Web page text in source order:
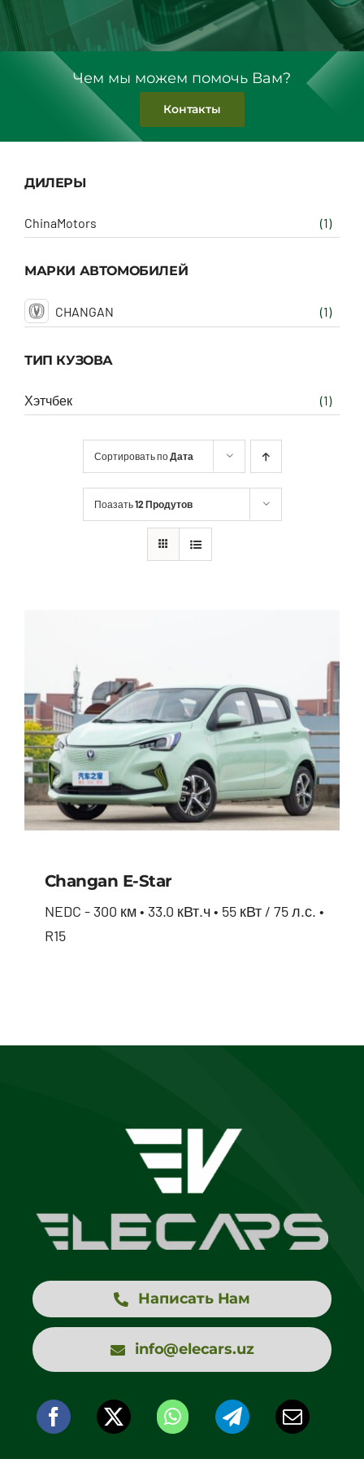
Чем мы можем помочь Вам?
Контакты
ДИЛЕРЫ
ChinaMotors (1)
МАРКИ АВТОМОБИЛЕЙ
CHANGAN (1)
ТИП КУЗОВА
Хэтчбек (1)
Сортировать по Дата
Поазать12 Продутов
Changan E-Star
NEDC - 300 км • 33.0 кВт.ч • 55 кВт / 75 л.с. •
R15
Написать Нам
info@elecars.uz